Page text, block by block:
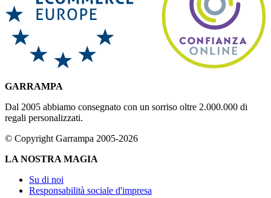
GARRAMPA
Dal 2005 abbiamo consegnato con un sorriso oltre 2.000.000 di
regali personalizzati.
© Copyright Garrampa 2005-2026
LA NOSTRA MAGIA
Su di noi
Responsabilità sociale d'impresa